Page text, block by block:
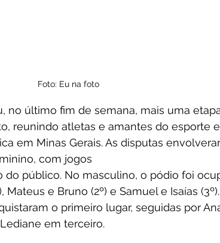
Foto: Eu na foto
no último fim de semana, mais uma
reunindo atletas e amantes do esporte
em Minas Gerais. As disputas
com jogos
do público. No masculino, o pódio foi
Mateus e Bruno (2º) e Samuel e Isaías
o primeiro lugar, seguidas por
em terceiro.